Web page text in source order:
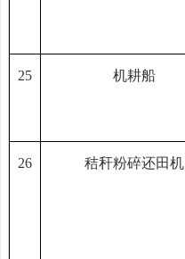
25 机耕船
26 秸秆粉碎还田机